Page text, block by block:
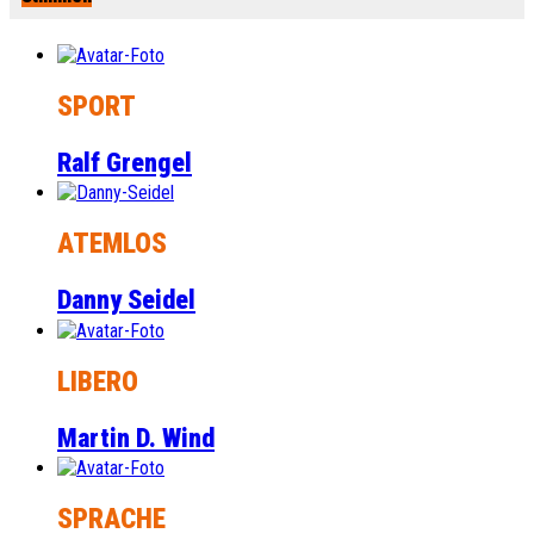
SPORT
Ralf Grengel
ATEMLOS
Danny Seidel
LIBERO
Martin D. Wind
SPRACHE